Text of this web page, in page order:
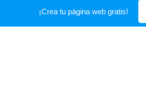
Email
¡Crea tu página web gratis!